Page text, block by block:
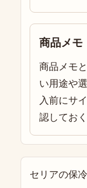
商品メモ
商品メモ
い用途や
入前にサ
認してお
セリアの保